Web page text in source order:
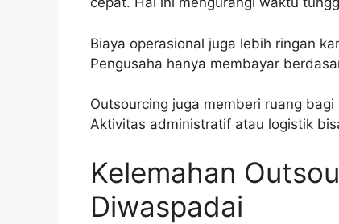
Biaya operasional juga lebih ringan
Pengusaha hanya membayar
Outsourcing juga memberi ruang
Aktivitas administratif atau logistik
Kelemahan
Diwaspadai